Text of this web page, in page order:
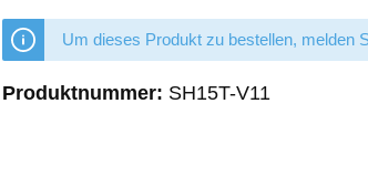
Um dieses Produkt zu bestellen, melden
Produktnummer: SH15T-V11